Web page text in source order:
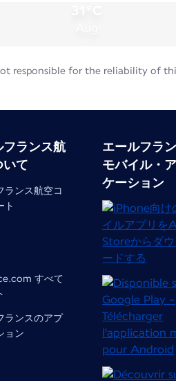
responsible for the reliability of
フランス航
いて
ランス航空コ
ト
すべて
ランスのアプ
ョン
エールフラ
モバイル・
ケーション